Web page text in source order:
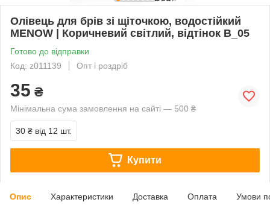
Олівець для брів зі щіточкою, водостійкий
MENOW | Коричневий світлий, відтінок В_05
Готово до відправки
Код: z011139
Опт і роздріб
35 ₴
Мінімальна сума замовлення на сайті — 500 ₴
30 ₴ від 12 шт.
Купити
Опис Характеристики Доставка Оплата Умови